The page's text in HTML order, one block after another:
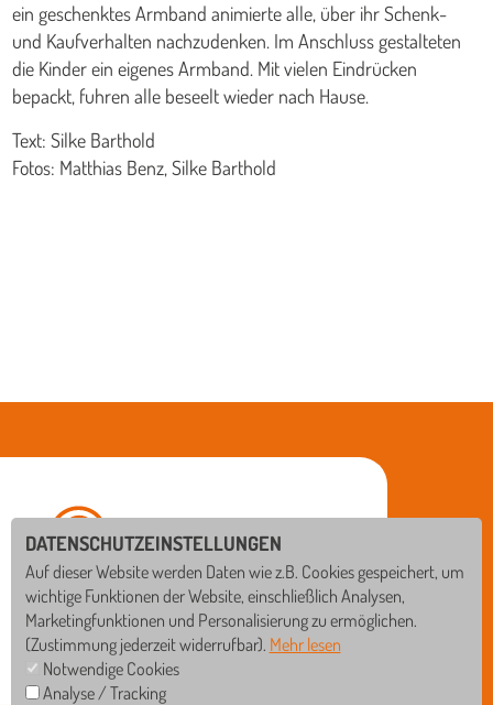
ein geschenktes Armband animierte alle, über ihr Schenk-
und Kaufverhalten nachzudenken. Im Anschluss gestalteten
die Kinder ein eigenes Armband. Mit vielen Eindrücken
bepackt, fuhren alle beseelt wieder nach Hause.
Text: Silke Barthold
Fotos: Matthias Benz, Silke Barthold
DATENSCHUTZEINSTELLUNGEN
Auf dieser Website werden Daten wie z.B. Cookies gespeichert, um
wichtige Funktionen der Website, einschließlich Analysen,
Marketingfunktionen und Personalisierung zu ermöglichen.
(Zustimmung jederzeit widerrufbar). Mehr lesen
Notwendige Cookies
Analyse / Tracking